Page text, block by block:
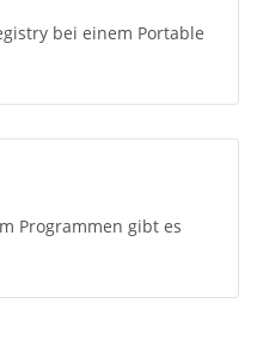
bei einem Portable
Programmen gibt es